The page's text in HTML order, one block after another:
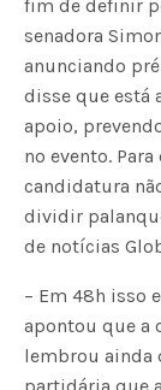
fim de definir
senadora
anunciando
disse que está
apoio,
no evento.
candidatura
dividir
de notícias
– Em 48h isso
apontou que a
lembrou ainda